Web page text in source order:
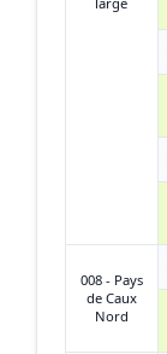
008 - Pays
de Caux
Nord